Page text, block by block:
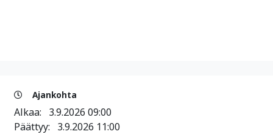
Ajankohta
Alkaa: 3.9.2026 09:00
Päättyy: 3.9.2026 11:00